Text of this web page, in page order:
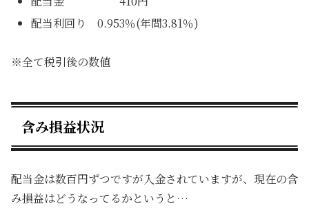
配当利回り 0.953％(年間3.81％)
※全て税引後の数値
含み損益状況
配当金は数百円ずつですが入金されていますが、現在の含
み損益はどうなってるかというと…